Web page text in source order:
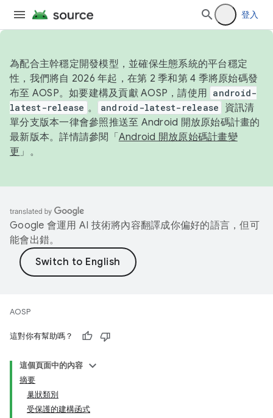
登入
為配合主幹穩定開發模型，並確保生態系統的平台穩定
性，我們將自 2026 年起，在第 2 季和第 4 季將原始碼發
布至 AOSP。如要建構及貢獻 AOSP，請使用 android-
latest-release 。 android-latest-release
資訊清
單分支版本一律會參照推送至 Android 開放原始碼計畫的
最新版本。詳情請參閱「 Android 開放原始碼計畫變
更 」。
Google 會運用 AI 技術將內容翻譯成你偏好的語言，但可
能會出錯。
AOSP
這對你有幫助嗎？
這個頁面中的內容
摘要
巢狀類別
受保護的建構函式